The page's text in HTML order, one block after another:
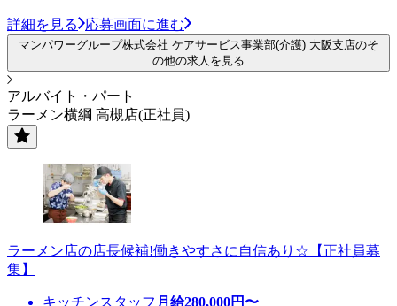
詳細を見る 応募画面に進む
マンパワーグループ株式会社 ケアサービス事業部(介護) 大阪支店のそ
の他の求人を見る
アルバイト・パート
ラーメン横綱 高槻店(正社員)
ラーメン店の店長候補!働きやすさに自信あり☆【正社員募
集】
キッチンスタッフ 月給280,000円〜